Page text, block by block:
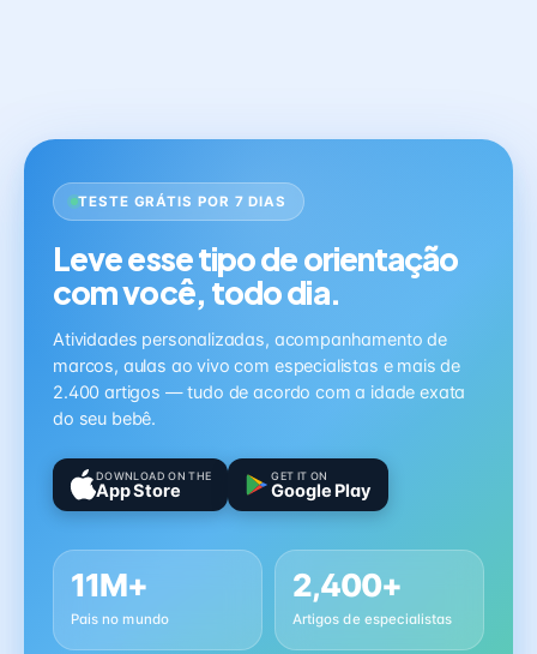
TESTE GRÁTIS POR 7 DIAS
Leve esse tipo de orientação
com você, todo dia.
Atividades personalizadas, acompanhamento de
marcos, aulas ao vivo com especialistas e mais de
2.400 artigos — tudo de acordo com a idade exata
do seu bebê.
DOWNLOAD ON THE
App Store
GET IT ON
Google Play
11M+
Pais no mundo
2,400+
Artigos de especialistas